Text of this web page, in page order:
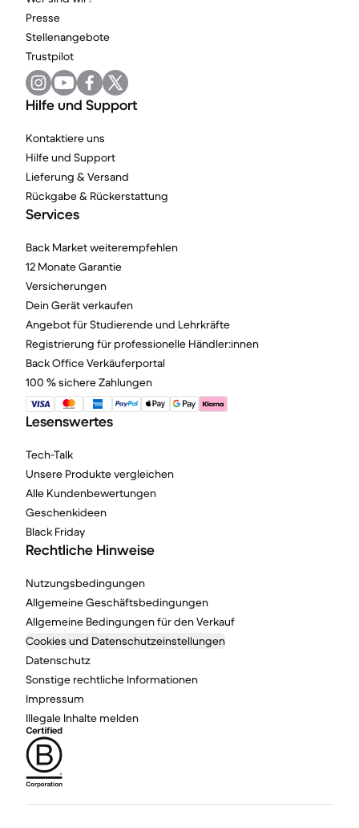
Presse
Stellenangebote
Trustpilot
Hilfe und Support
Kontaktiere uns
Hilfe und Support
Lieferung & Versand
Rückgabe & Rückerstattung
Services
Back Market weiterempfehlen
12 Monate Garantie
Versicherungen
Dein Gerät verkaufen
Angebot für Studierende und Lehrkräfte
Registrierung für professionelle Händler:innen
Back Office Verkäuferportal
100 % sichere Zahlungen
Lesenswertes
Tech-Talk
Unsere Produkte vergleichen
Alle Kundenbewertungen
Geschenkideen
Black Friday
Rechtliche Hinweise
Nutzungsbedingungen
Allgemeine Geschäftsbedingungen
Allgemeine Bedingungen für den Verkauf
Cookies und Datenschutzeinstellungen
Datenschutz
Sonstige rechtliche Informationen
Impressum
Illegale Inhalte melden